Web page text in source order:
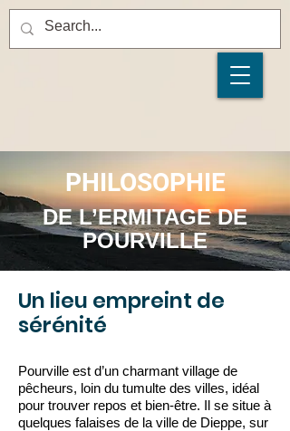
PHILOSOPHIE
DE L’ERMITAGE DE
POURVILLE
Un lieu empreint de
sérénité
Pourville est d’un charmant village de
pêcheurs, loin du tumulte des villes, idéal
pour trouver repos et bien-être. Il se situe à
quelques falaises de la ville de Dieppe, sur